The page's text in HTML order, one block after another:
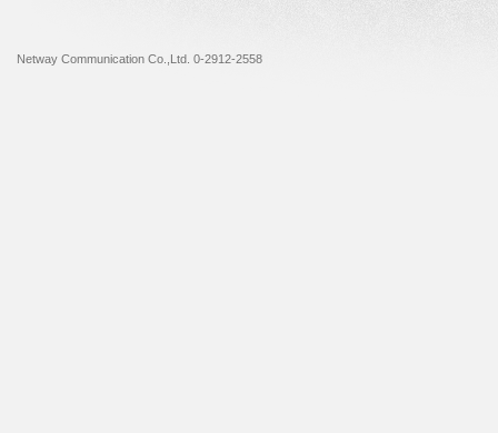
Netway Communication Co.,Ltd. 0-2912-2558